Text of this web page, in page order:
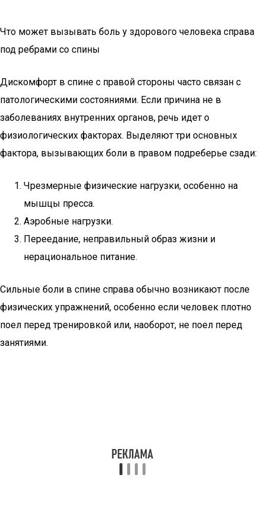
Что может вызывать боль у здорового человека справа
под ребрами со спины
Дискомфорт в спине с правой стороны часто связан с
патологическими состояниями. Если причина не в
заболеваниях внутренних органов, речь идет о
физиологических факторах. Выделяют три основных
фактора, вызывающих боли в правом подреберье сзади:
Чрезмерные физические нагрузки, особенно на
мышцы пресса.
Аэробные нагрузки.
Переедание, неправильный образ жизни и
нерациональное питание.
Сильные боли в спине справа обычно возникают после
физических упражнений, особенно если человек плотно
поел перед тренировкой или, наоборот, не поел перед
занятиями.